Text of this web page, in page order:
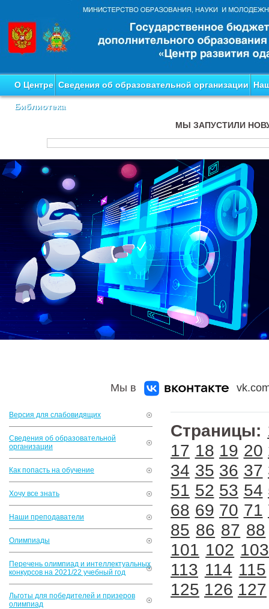
О Центре Сведения об образовательной организации
Библиотека
МЫ ЗАПУСТИЛИ
Мы в
Версия для слабовидящих
Сведения об образовательной
организации
Как попасть на обучение
Хочу все знать
Наши преподаватели
Олимпиады
Перечень олимпиад и интеллектуальных
конкурсов на 2021/22 учебный год
Льготы для победителей и призеров
олимпиад
Страницы:
17 18 19 20
34 35 36 37
51 52 53 54
68 69 70 71
85 86 87 88
101 102 103
113 114 115
125 126 127